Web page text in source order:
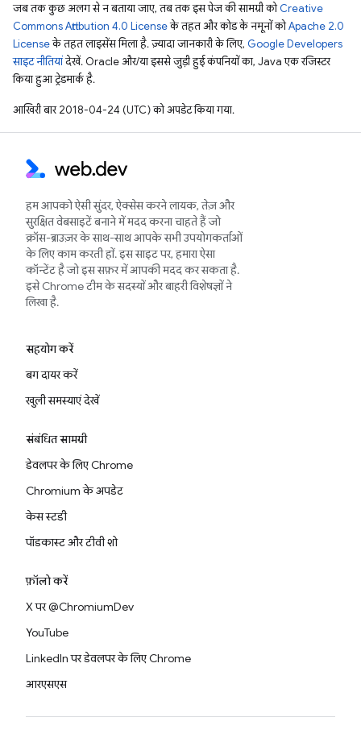
जब तक कुछ अलग से न बताया जाए, तब तक इस पेज की सामग्री कोCreative
Commons Attribution 4.0 Licenseके तहत और कोड के नमूनों कोApache 2.0
Licenseके तहत लाइसेंस मिला है. ज़्यादा जानकारी के लिए, Google Developers
साइट नीतियांदेखें. Oracle और/या इससे जुड़ी हुई कंपनियों का, Java एक रजिस्टर
किया हुआ ट्रेडमार्क है.
आखिरी बार 2018-04-24 (UTC) को अपडेट किया गया.
हम आपको ऐसी सुंदर, ऐक्सेस करने लायक, तेज़ और
सुरक्षित वेबसाइटें बनाने में मदद करना चाहते हैं जो
क्रॉस-ब्राउज़र के साथ-साथ आपके सभी उपयोगकर्ताओं
के लिए काम करती हों. इस साइट पर, हमारा ऐसा
कॉन्टेंट है जो इस सफ़र में आपकी मदद कर सकता है.
इसे Chrome टीम के सदस्यों और बाहरी विशेषज्ञों ने
लिखा है.
सहयोग करें
बग दायर करें
खुली समस्याएं देखें
संबंधित सामग्री
डेवलपर के लिए Chrome
Chromium के अपडेट
केस स्टडी
पॉडकास्ट और टीवी शो
फ़ॉलो करें
X पर @ChromiumDev
YouTube
LinkedIn पर डेवलपर के लिए Chrome
आरएसएस